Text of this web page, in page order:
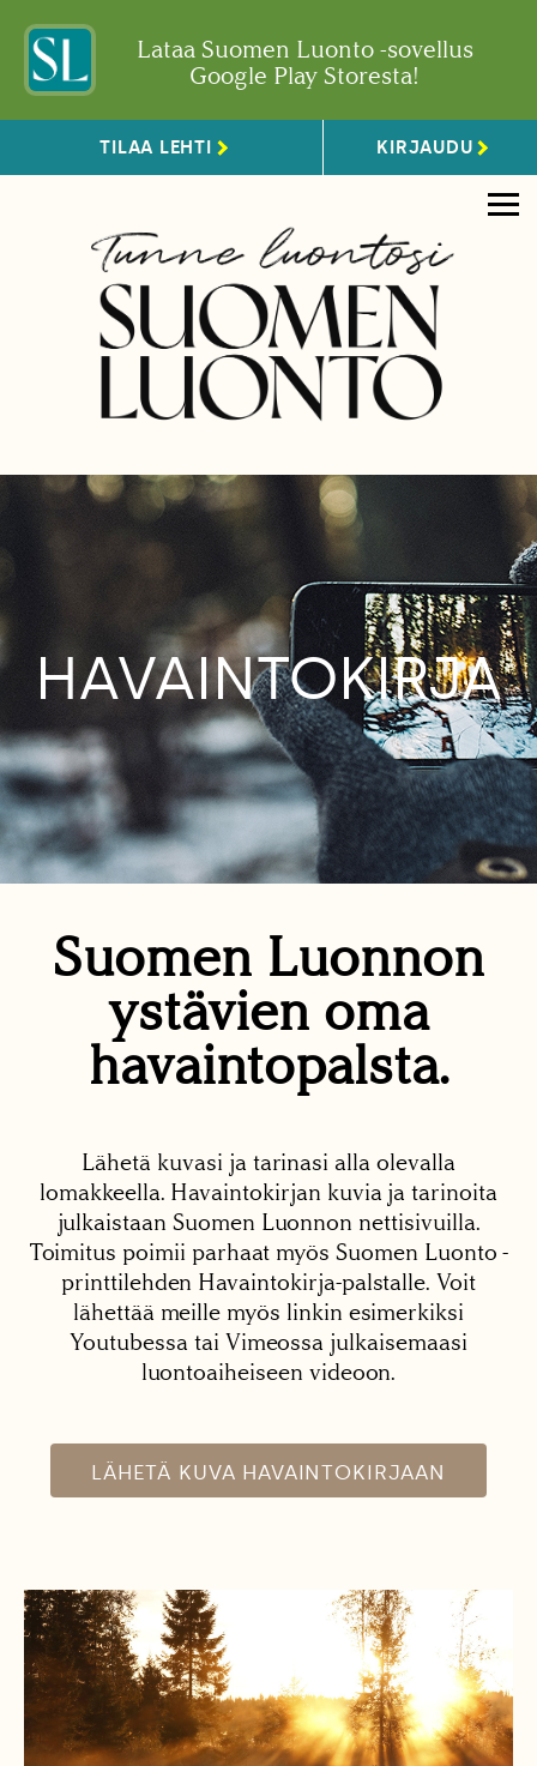
Lataa Suomen Luonto -sovellus
Google Play Storesta!
TILAA LEHTI KIRJAUDU
HAVAINTOKIRJA
Suomen Luonnon
ystävien oma
havaintopalsta.
Lähetä kuvasi ja tarinasi alla olevalla
lomakkeella. Havaintokirjan kuvia ja tarinoita
julkaistaan Suomen Luonnon nettisivuilla.
Toimitus poimii parhaat myös Suomen Luonto -
printtilehden Havaintokirja-palstalle. Voit
lähettää meille myös linkin esimerkiksi
Youtubessa tai Vimeossa julkaisemaasi
luontoaiheiseen videoon.
LÄHETÄ KUVA HAVAINTOKIRJAAN